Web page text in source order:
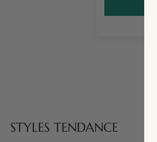
STYLES TENDANCE